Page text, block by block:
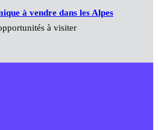
à vendre dans les Alpes
à visiter